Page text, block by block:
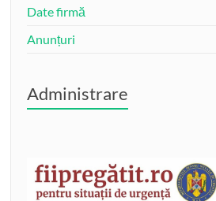
Date firmă
Anunțuri
Administrare